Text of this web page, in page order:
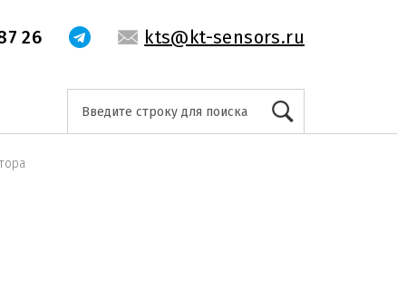
26 kts@kt-sensors.ru